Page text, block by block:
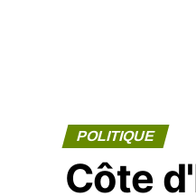
POLITIQUE
Côte